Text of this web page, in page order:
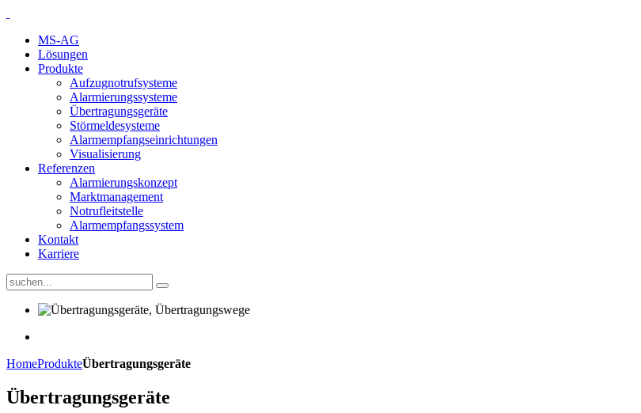
MS-AG
Lösungen
Produkte
Aufzugnotrufsysteme
Alarmierungssysteme
Übertragungsgeräte
Störmeldesysteme
Alarmempfangseinrichtungen
Visualisierung
Referenzen
Alarmierungskonzept
Marktmanagement
Notrufleitstelle
Alarmempfangssystem
Kontakt
Karriere
HomeProdukteÜbertragungsgeräte
Übertragungsgeräte